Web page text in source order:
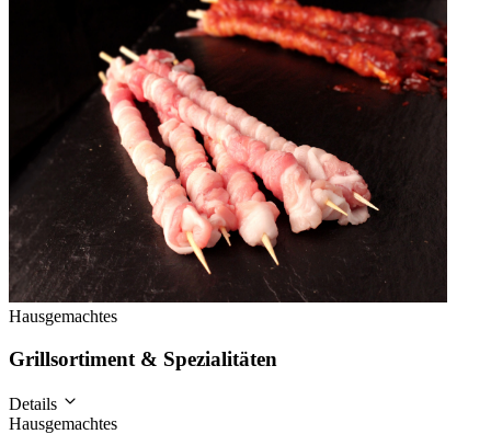
Hausgemachtes
Grillsortiment & Spezialitäten
Details
Hausgemachtes